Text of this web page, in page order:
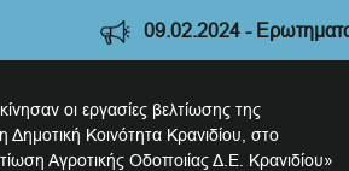
09.02.2024 -
οι εργασίες βελτίωσης της
Δημοτική Κοινότητα Κρανιδίου, στο
Αγροτικής Οδοποιίας Δ.Ε. Κρανιδίου»